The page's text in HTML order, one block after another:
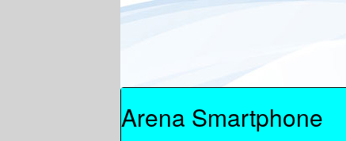
Arena Smartphone